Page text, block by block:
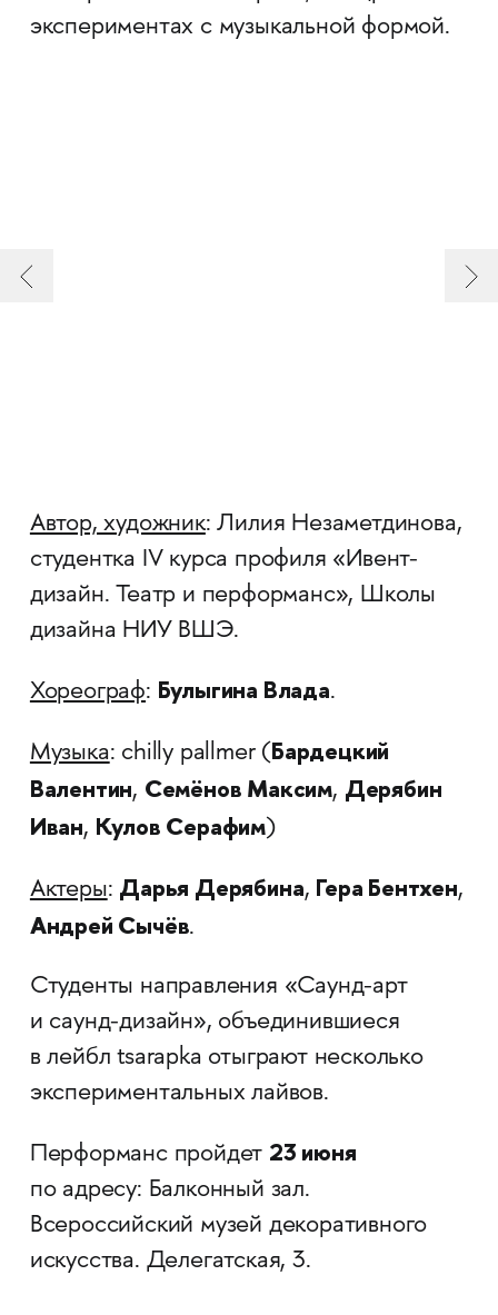
экспериментах с музыкальной формой.
Автор, художник: Лилия Незаметдинова,
студентка IV курса профиля «Ивент-
дизайн. Театр и перформанс», Школы
дизайна НИУ ВШЭ.
Хореограф: Булыгина Влада.
Музыка: chilly pallmer (Бардецкий
Валентин, Семёнов Максим, Дерябин
Иван, Кулов Серафим)
Актеры: Дарья Дерябина, Гера Бентхен,
Андрей Сычёв.
Студенты направления «Саунд-арт
и саунд-дизайн», объединившиеся
в лейбл tsarapka отыграют несколько
экспериментальных лайвов.
Перформанс пройдет 23 июня
по адресу: Балконный зал.
Всероссийский музей декоративного
искусства. Делегатская, 3.